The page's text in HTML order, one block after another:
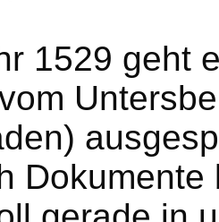
1529 geht